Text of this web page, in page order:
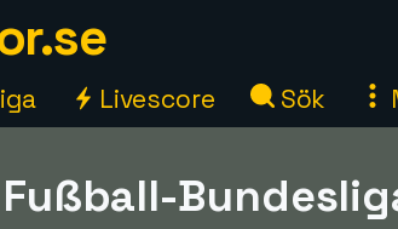
Livescore Sök